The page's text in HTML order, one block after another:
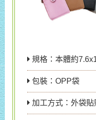
規格：本體約
包裝：OPP袋
加工方式：外袋貼